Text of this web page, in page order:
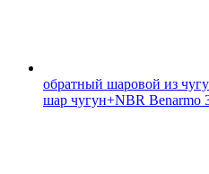
обратный шаровой из
шар чугун+NBR Benarmo